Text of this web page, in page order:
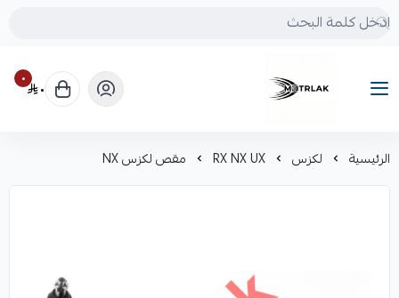
Motrlak
٠ ٠
الرئيسية لكزس RX NX UX مقص لكزس NX